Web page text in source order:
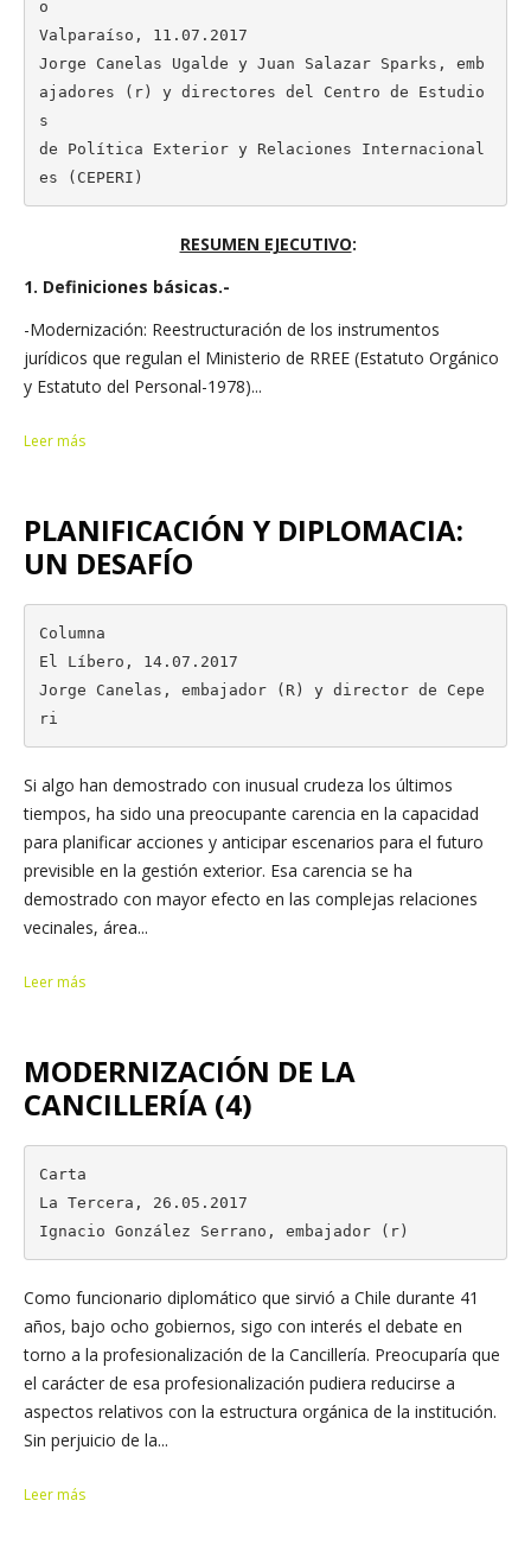
o
Valparaíso, 11.07.2017
Jorge Canelas Ugalde y Juan Salazar Sparks, emb
ajadores (r) y directores del Centro de Estudio
s
de Política Exterior y Relaciones Internacional
es (CEPERI)
RESUMEN EJECUTIVO:
1. Definiciones básicas.-
-Modernización: Reestructuración de los instrumentos
jurídicos que regulan el Ministerio de RREE (Estatuto Orgánico
y Estatuto del Personal-1978)...
Leer más
PLANIFICACIÓN Y DIPLOMACIA:
UN DESAFÍO
Columna
El Líbero, 14.07.2017
Jorge Canelas, embajador (R) y director de Cepe
ri
Si algo han demostrado con inusual crudeza los últimos
tiempos, ha sido una preocupante carencia en la capacidad
para planificar acciones y anticipar escenarios para el futuro
previsible en la gestión exterior. Esa carencia se ha
demostrado con mayor efecto en las complejas relaciones
vecinales, área...
Leer más
MODERNIZACIÓN DE LA
CANCILLERÍA (4)
Carta
La Tercera, 26.05.2017
Ignacio González Serrano, embajador (r)
Como funcionario diplomático que sirvió a Chile durante 41
años, bajo ocho gobiernos, sigo con interés el debate en
torno a la profesionalización de la Cancillería. Preocuparía que
el carácter de esa profesionalización pudiera reducirse a
aspectos relativos con la estructura orgánica de la institución.
Sin perjuicio de la...
Leer más